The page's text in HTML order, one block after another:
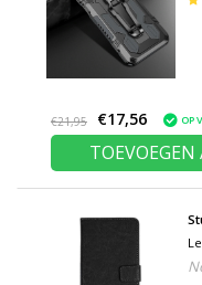
€21,95 €17,56 OP